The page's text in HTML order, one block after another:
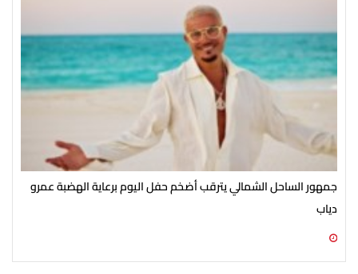
جمهور الساحل الشمالي يترقب أضخم حفل اليوم برعاية الهضبة عمرو
دياب